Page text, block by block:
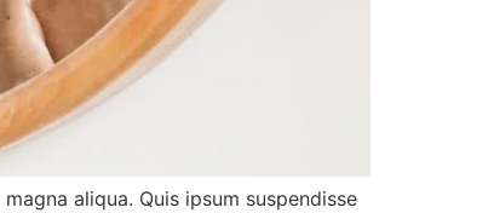
aliqua. Quis ipsum suspendisse